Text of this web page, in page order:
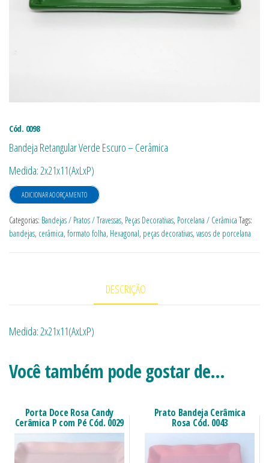
Cód. 0098
Bandeja Retangular Verde Escuro – Cerâmica
Medida: 2x21x11(AxLxP)
ADICIONAR AO ORÇAMENTO
Categorias: Bandejas / Pratos / Travessas, Peças Decorativas, Porcelana / Cerâmica Tags:
bandejas, cerâmica, formato folha, Hexagonal, peças decorativas, vasos de porcelana
DESCRIÇÃO
Medida: 2x21x11(AxLxP)
Você também pode gostar de…
Porta Doce Rosa Candy
Cerâmica P com Pé Cód. 0029
Prato Bandeja Cerâmica
Rosa Cód. 0043